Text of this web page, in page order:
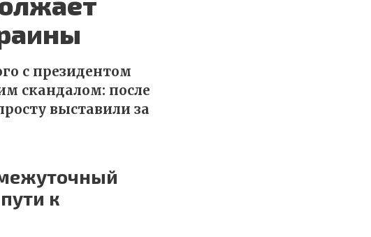
с президентом
скандалом: после
выставили за
к